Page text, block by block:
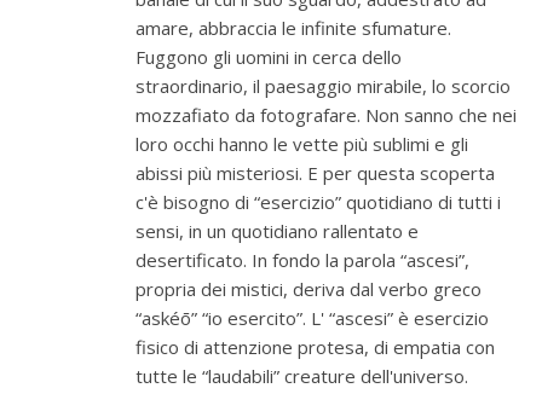
amare, abbraccia le infinite sfumature.
Fuggono gli uomini in cerca dello
straordinario, il paesaggio mirabile, lo scorcio
mozzafiato da fotografare. Non sanno che nei
loro occhi hanno le vette più sublimi e gli
abissi più misteriosi. E per questa scoperta
c'è bisogno di “esercizio” quotidiano di tutti i
sensi, in un quotidiano rallentato e
desertificato. In fondo la parola “ascesi”,
propria dei mistici, deriva dal verbo greco
“askéō” “io esercito”. L' “ascesi” è esercizio
fisico di attenzione protesa, di empatia con
tutte le “laudabili” creature dell'universo.